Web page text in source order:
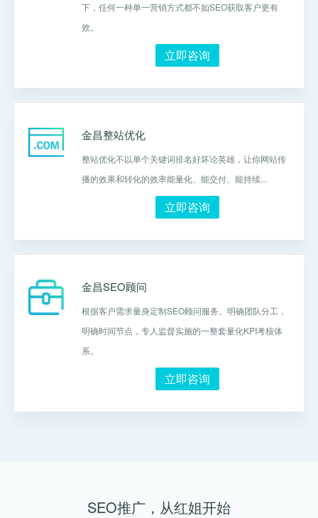
下，任何一种单一营销方式都不如SEO获取客户更有
效。
立即咨询
金昌整站优化
整站优化不以单个关键词排名好坏论英雄，让你网站传
播的效果和转化的效率能量化、能交付、能持续...
立即咨询
金昌SEO顾问
根据客户需求量身定制SEO顾问服务。明确团队分工，
明确时间节点，专人监督实施的一整套量化KPI考核体
系。
立即咨询
SEO推广，从红姐开始